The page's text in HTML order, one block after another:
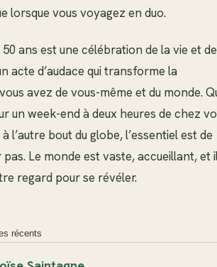
lorsque vous voyagez en duo.
ans est une célébration de la vie et
acte d’audace qui transforme la
avez de vous-même et du monde.
un week-end à deux heures de chez
l’autre bout du globe, l’essentiel est de
Le monde est vaste, accueillant, et
regard pour se révéler.
récents